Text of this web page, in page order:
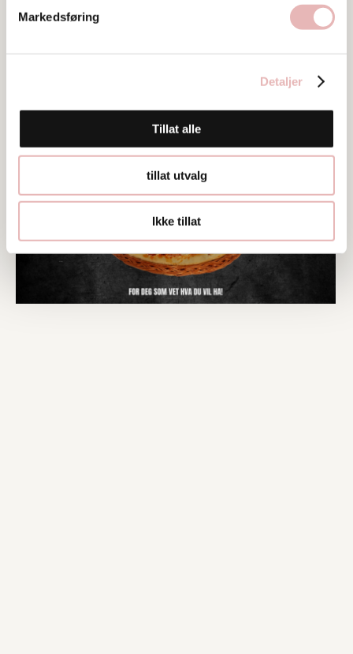
Markedsføring
Detaljer
Tillat alle
tillat utvalg
Ikke tillat
Bilder